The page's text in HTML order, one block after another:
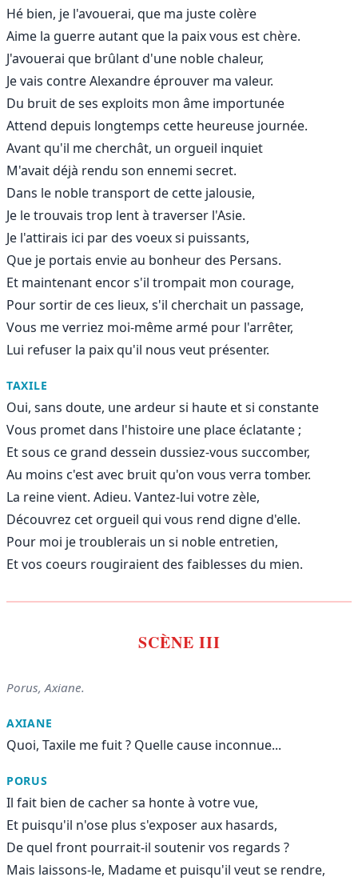
Hé bien, je l'avouerai, que ma juste colère
Aime la guerre autant que la paix vous est chère.
J'avouerai que brûlant d'une noble chaleur,
Je vais contre Alexandre éprouver ma valeur.
Du bruit de ses exploits mon âme importunée
Attend depuis longtemps cette heureuse journée.
Avant qu'il me cherchât, un orgueil inquiet
M'avait déjà rendu son ennemi secret.
Dans le noble transport de cette jalousie,
Je le trouvais trop lent à traverser l'Asie.
Je l'attirais ici par des voeux si puissants,
Que je portais envie au bonheur des Persans.
Et maintenant encor s'il trompait mon courage,
Pour sortir de ces lieux, s'il cherchait un passage,
Vous me verriez moi-même armé pour l'arrêter,
Lui refuser la paix qu'il nous veut présenter.
TAXILE
Oui, sans doute, une ardeur si haute et si constante
Vous promet dans l'histoire une place éclatante ;
Et sous ce grand dessein dussiez-vous succomber,
Au moins c'est avec bruit qu'on vous verra tomber.
La reine vient. Adieu. Vantez-lui votre zèle,
Découvrez cet orgueil qui vous rend digne d'elle.
Pour moi je troublerais un si noble entretien,
Et vos coeurs rougiraient des faiblesses du mien.
SCÈNE III
Porus, Axiane.
AXIANE
Quoi, Taxile me fuit ? Quelle cause inconnue...
PORUS
Il fait bien de cacher sa honte à votre vue,
Et puisqu'il n'ose plus s'exposer aux hasards,
De quel front pourrait-il soutenir vos regards ?
Mais laissons-le, Madame et puisqu'il veut se rendre,